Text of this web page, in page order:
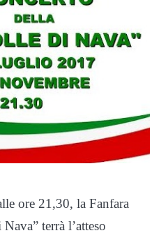
ore 21,30, la Fanfara
terrà l’atteso